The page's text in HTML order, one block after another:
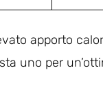
apporto
uno per